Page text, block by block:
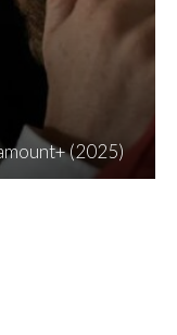
(2025)